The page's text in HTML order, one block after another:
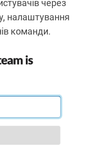
через
налаштування
команди.